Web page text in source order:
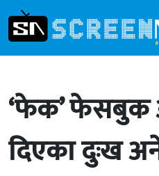
‘फेक’ फेसबुक
दिएका दुःख